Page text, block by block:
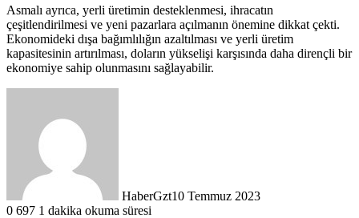
Asmalı ayrıca, yerli üretimin desteklenmesi, ihracatın
çeşitlendirilmesi ve yeni pazarlara açılmanın önemine dikkat çekti.
Ekonomideki dışa bağımlılığın azaltılması ve yerli üretim
kapasitesinin artırılması, doların yükselişi karşısında daha dirençli bir
ekonomiye sahip olunmasını sağlayabilir.
HaberGzt10 Temmuz 2023
0 697 1 dakika okuma süresi